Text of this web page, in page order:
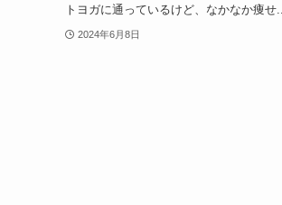
トヨガに通っているけど、なかなか痩せ...
2024年6月8日